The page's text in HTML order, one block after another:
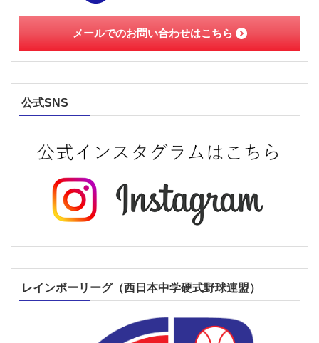
メールでのお問い合わせはこちら
公式SNS
レインボーリーグ（西日本中学硬式野球連盟）